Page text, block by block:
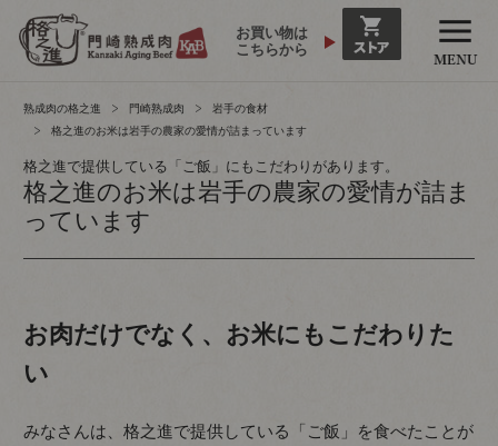
お買い物は
こちらから
熟成肉の格之進 門崎熟成肉
岩手の食材
格之進のお米は岩手の農家の愛情が詰まっています
格之進で提供している「ご飯」にもこだわりがあります。
格之進のお米は岩手の農家の愛情が詰ま
っています
お肉だけでなく、お米にもこだわりた
い
みなさんは、格之進で提供している「ご飯」を食べたことが